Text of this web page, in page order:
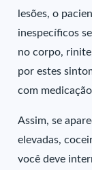
lesões, o
inespecíficos
no corpo,
por estes
com
Assim, se
elevadas,
você deve